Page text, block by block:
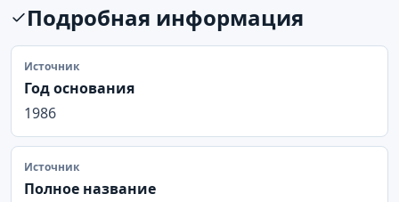
Подробная информация
Источник
Год основания
1986
Источник
Полное название